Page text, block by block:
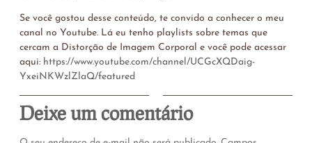
Se você gostou desse conteúdo, te convido a conhecer o meu
canal no Youtube. Lá eu tenho playlists sobre temas que
cercam a Distorção de Imagem Corporal e você pode acessar
aqui: https://www.youtube.com/channel/UCGcXQDaig-
YxeiNKWzlZlaQ/featured
Deixe um comentário